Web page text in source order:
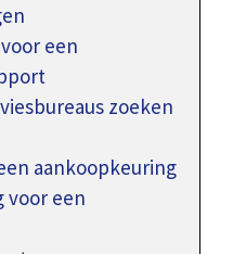
een
zoeken
aankoopkeuring
voor een